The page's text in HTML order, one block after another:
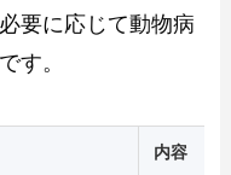
要に応じて動物病
す。
内容